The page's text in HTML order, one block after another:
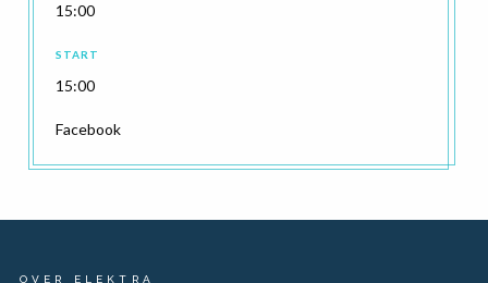
15:00
START
15:00
Facebook
OVER ELEKTRA